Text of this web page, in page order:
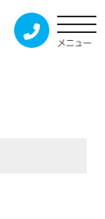
メニュー